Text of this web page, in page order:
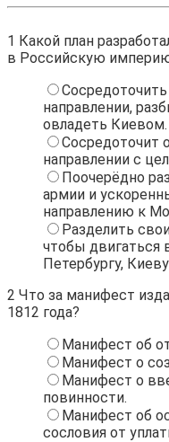
1 Какой план
в Российскую
направлении,
овладеть Киевом.
Сосредоточит
направлении с
Поочерёдно
армии и
направлению к
Разделить
чтобы двигаться
Петербургу,
2 Что за манифест
1812 года?
Манифест об
Манифест о
Манифест о
повинности.
Манифест об
сословия от